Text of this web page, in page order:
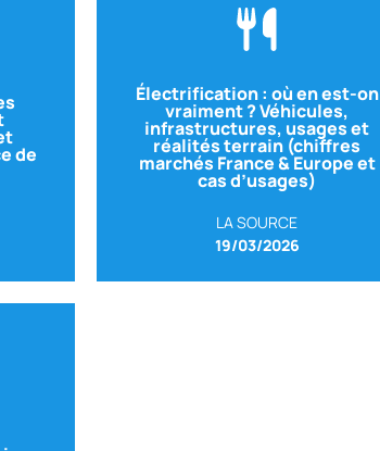
de
Électrification : où en est-on
vraiment ? Véhicules,
infrastructures, usages et
réalités terrain (chiffres
marchés France & Europe et
cas d’usages)
LA SOURCE
19/03/2026
Avec Clément MOLIZON
AVERE FRANCE– Délégué général